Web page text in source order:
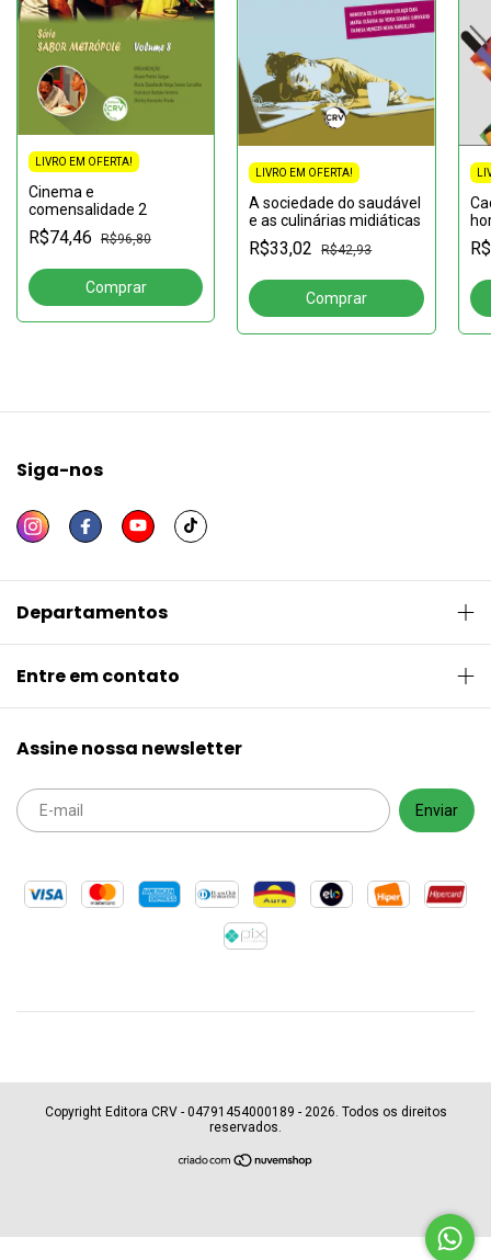
LIVRO EM OFERTA!
Cinema e
comensalidade 2
R$74,46 R$96,80
LIVRO EM OFERTA!
A sociedade do saudável
e as culinárias midiáticas
R$33,02 R$42,93
Siga-nos
Departamentos
Entre em contato
Assine nossa newsletter
Copyright Editora CRV - 04791454000189 - 2026. Todos os direitos
reservados.